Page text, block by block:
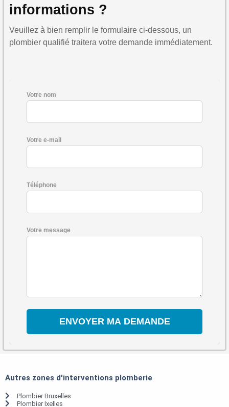
informations ?
Veuillez à bien remplir le formulaire ci-dessous, un
plombier qualifié traitera votre demande immédiatement.
Votre nom
Votre e-mail
Téléphone
Votre message
Autres zones d'interventions plomberie
Plombier Bruxelles
Plombier Ixelles